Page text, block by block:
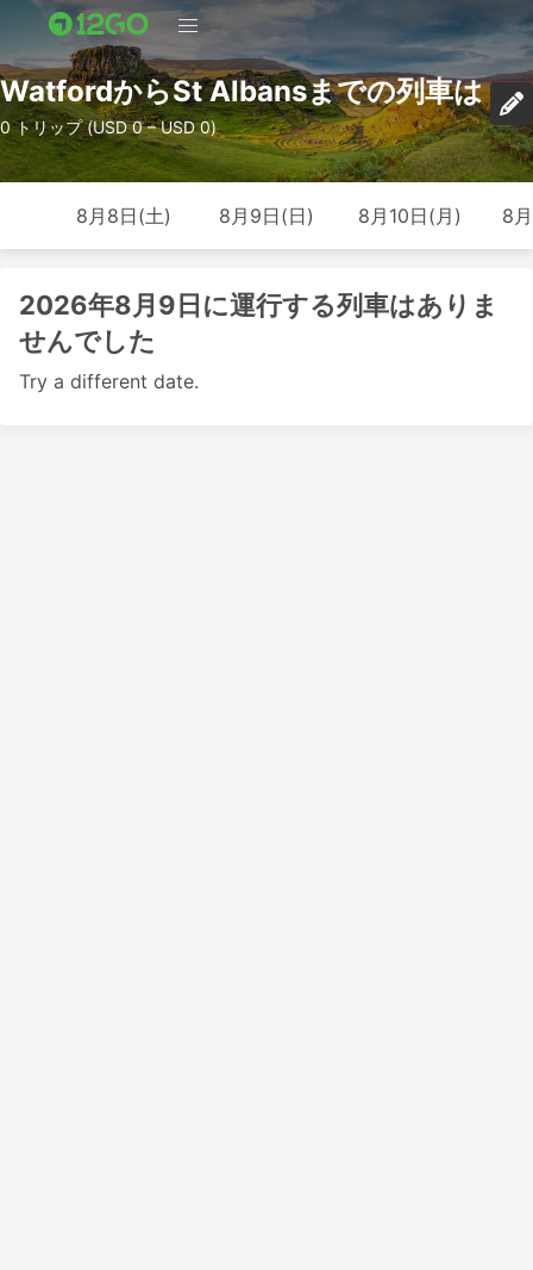
WatfordからSt Albansまでの列車は
0 トリップ (USD 0 – USD 0)
8月8日(土) 8月9日(日) 8月10日(月) 8
2026年8月9日に運行する列車はありま
せんでした
Try a different date.